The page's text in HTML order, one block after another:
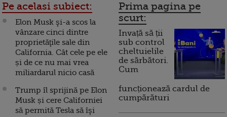
Pe acelasi subiect:
Elon Musk şi-a scos la
vânzare cinci dintre
proprietăţile sale din
California. Cât cele pe ele
și de ce nu mai vrea
miliardarul nicio casă
Trump îl sprijină pe Elon
Musk și cere Californiei
să permită Tesla să îşi
Prima pagina pe
scurt:
Invață să ții
sub control
cheltuielile
de sărbători.
Cum
funcționează cardul de
cumpărături